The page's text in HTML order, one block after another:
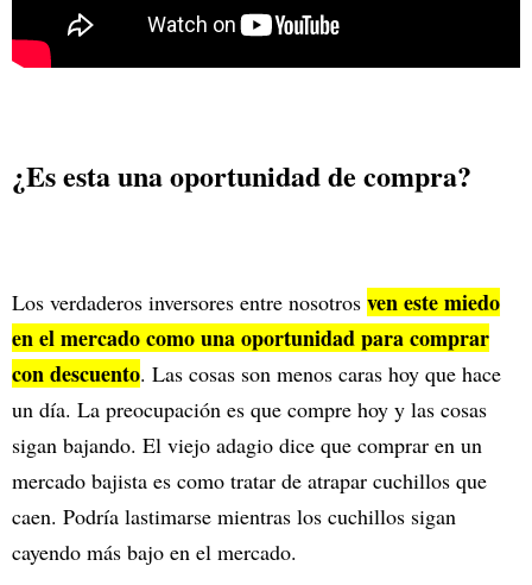
¿Es esta una oportunidad de compra?
Los verdaderos inversores entre nosotros ven este miedo
en el mercado como una oportunidad para comprar
con descuento. Las cosas son menos caras hoy que hace
un día. La preocupación es que compre hoy y las cosas
sigan bajando. El viejo adagio dice que comprar en un
mercado bajista es como tratar de atrapar cuchillos que
caen. Podría lastimarse mientras los cuchillos sigan
cayendo más bajo en el mercado.